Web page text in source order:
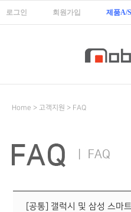
로그인 회원가입 제품A/
Home > 고객지원 > FAQ
[공통] 갤럭시 및 삼성 스마